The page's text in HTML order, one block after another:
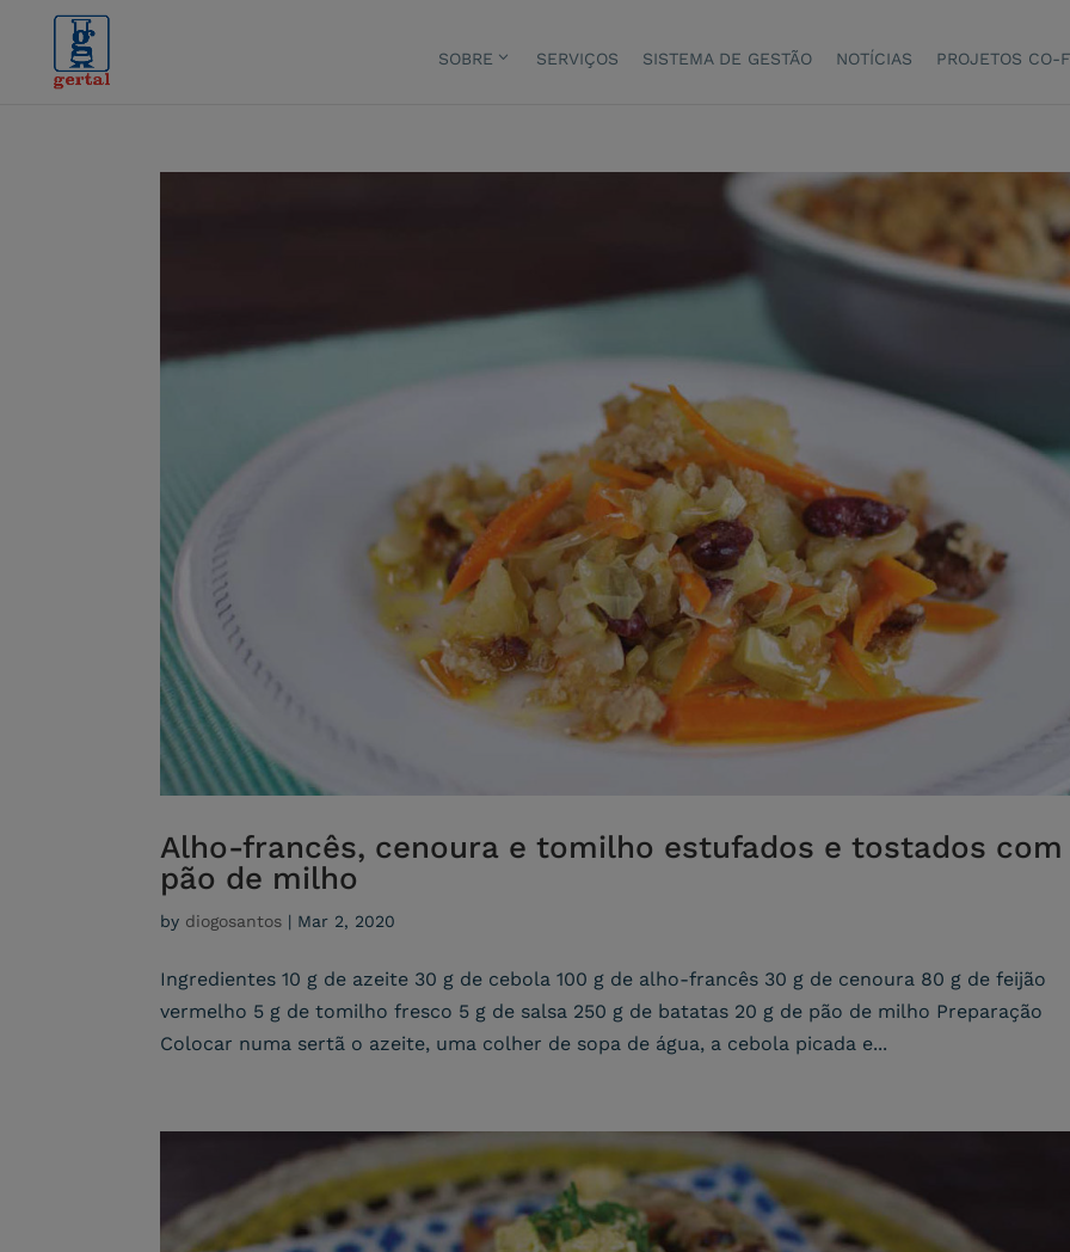
SOBRE SERVIÇOS SISTEMA DE GESTÃO NOTÍCIAS PROJETOS CO-
Alho-francês, cenoura e tomilho estufados e tostados com
pão de milho
by diogosantos | Mar 2, 2020
Ingredientes 10 g de azeite 30 g de cebola 100 g de alho-francês 30 g de cenoura 80 g de feijão
vermelho 5 g de tomilho fresco 5 g de salsa 250 g de batatas 20 g de pão de milho Preparação
Colocar numa sertã o azeite, uma colher de sopa de água, a cebola picada e...